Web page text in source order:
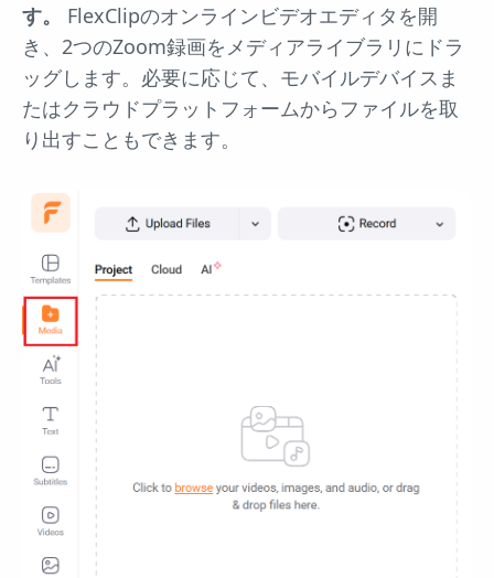
す。
FlexClipのオンラインビデオエディタを開
き、2つのZoom録画をメディアライブラリにドラ
ッグします。必要に応じて、モバイルデバイスま
たはクラウドプラットフォームからファイルを取
り出すこともできます。